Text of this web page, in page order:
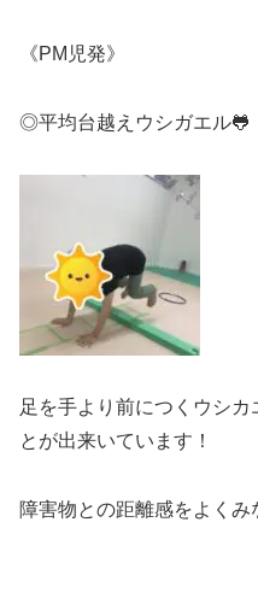
《PM児発》
◎平均台越えウシガエル🐸
足を手より前につくウシ
とが出来いています！
障害物との距離感をよく